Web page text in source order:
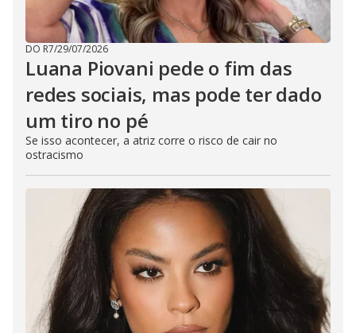
DO R7/29/07/2026
Luana Piovani pede o fim das
redes sociais, mas pode ter dado
um tiro no pé
Se isso acontecer, a atriz corre o risco de cair no
ostracismo